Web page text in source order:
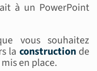
à un PowerPoint
vous souhaitez
la constructionde
en place.